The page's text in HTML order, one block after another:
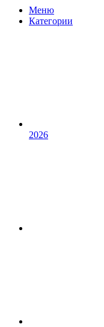
Меню
Категории
2026